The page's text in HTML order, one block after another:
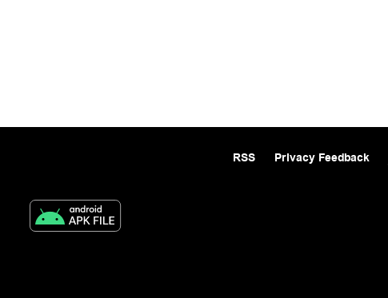
Privacy Feedback
RSS